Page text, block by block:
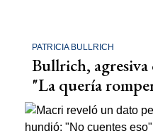
PATRICIA BULLRICH
Bullrich,
"La quería